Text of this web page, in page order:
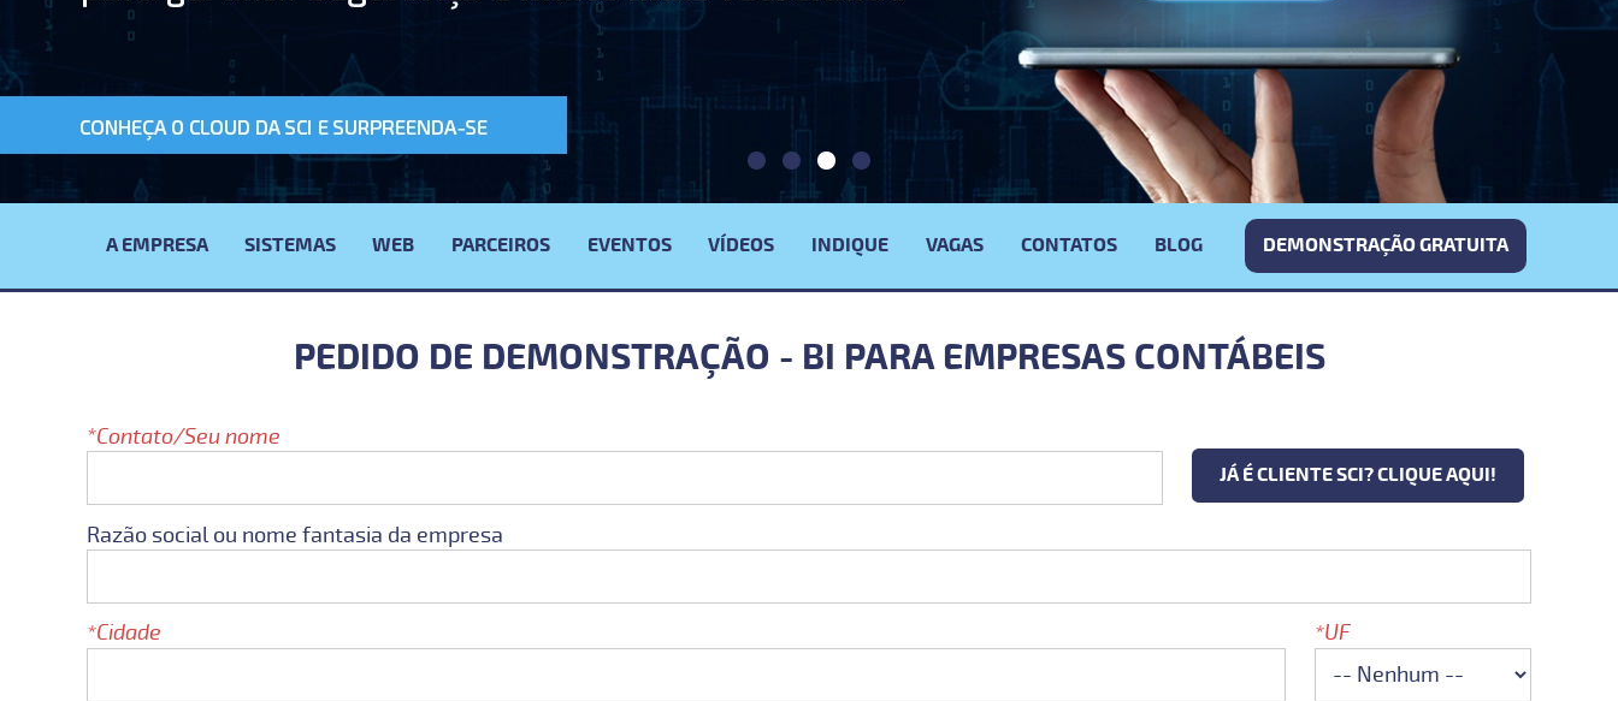
Principal
A EMPRESA SISTEMAS WEB PARCEIROS EVENTOS VÍDEOS INDIQUE VAGAS CONTATOS BLOG DEMONSTRAÇÃO GRATUITA
PEDIDO DE DEMONSTRAÇÃO - BI PARA EMPRESAS CONTÁBEIS
Contato/Seu nome
JÁ É CLIENTE SCI? CLIQUE AQUI!
Razão social ou nome fantasia da empresa
Cidade UF